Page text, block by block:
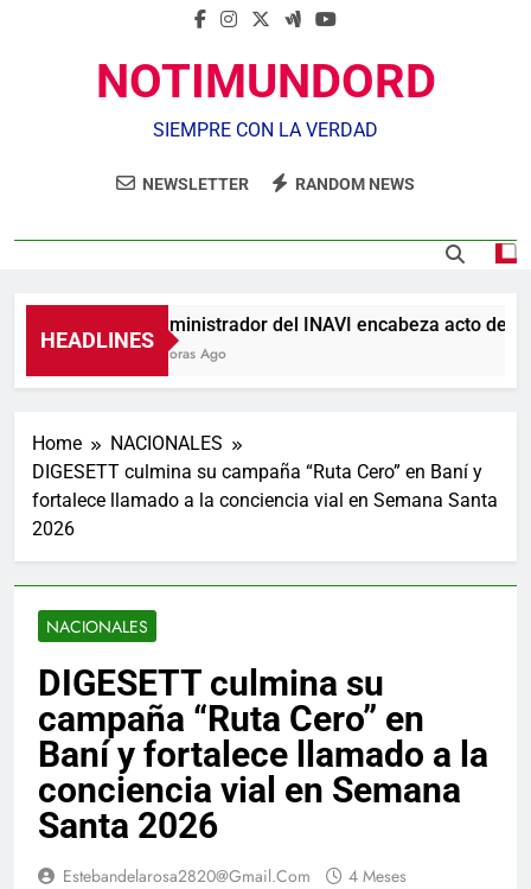
NOTIMUNDORD
SIEMPRE CON LA VERDAD
NEWSLETTER RANDOM NEWS
HEADLINES
Administrador del INAVI encabeza acto de
7 Horas Ago
Home
NACIONALES
DIGESETT culmina su campaña “Ruta Cero” en Baní y
fortalece llamado a la conciencia vial en Semana Santa
2026
NACIONALES
DIGESETT culmina su
campaña “Ruta Cero” en
Baní y fortalece llamado a la
conciencia vial en Semana
Santa 2026
Estebandelarosa2820@gmail.com
4 Meses